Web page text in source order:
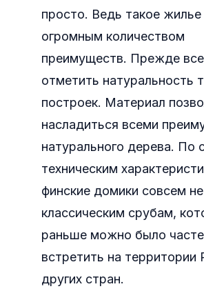
просто. Ведь такое
огромным количеством
преимуществ. Прежде
отметить натуральность
построек. Материал
насладиться всеми
натурального дерева. По
техническим
финские домики совсем
классическим срубам,
раньше можно было
встретить на территории
других стран.